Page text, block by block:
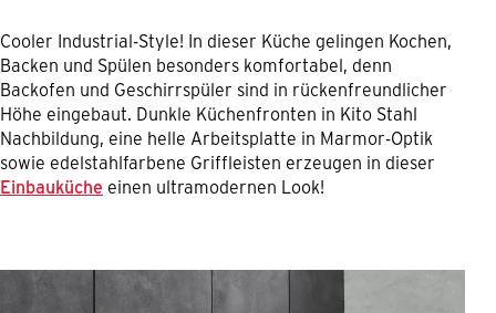
Cooler Industrial-Style! In dieser Küche gelingen Kochen,
Backen und Spülen besonders komfortabel, denn
Backofen und Geschirrspüler sind in rückenfreundlicher
Höhe eingebaut. Dunkle Küchenfronten in Kito Stahl
Nachbildung, eine helle Arbeitsplatte in Marmor-Optik
sowie edelstahlfarbene Griffleisten erzeugen in dieser
Einbauküche einen ultramodernen Look!